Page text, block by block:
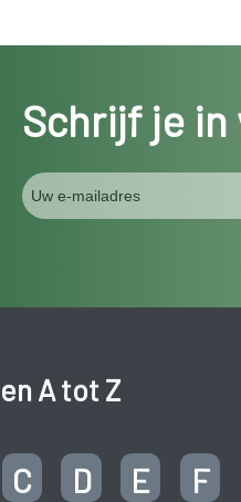
Schrijf je in
A tot Z
C D E
F